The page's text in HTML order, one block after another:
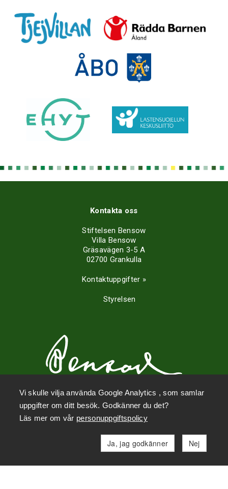
Kontakta oss
Stiftelsen Bensow
Villa Bensow
Gräsavägen 3-5 A
02700 Grankulla
Kontaktuppgifter »
Styrelsen
Sociala medier
Vi skulle vilja använda Google Analytics , som samlar
uppgifter om ditt besök. Godkänner du det?
Läs mer om vår personuppgiftspolicy
Ja, jag godkänner Nej